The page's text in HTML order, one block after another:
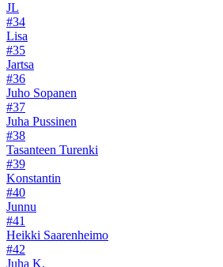
JL
#34
Lisa
#35
Jartsa
#36
Juho Sopanen
#37
Juha Pussinen
#38
Tasanteen Turenki
#39
Konstantin
#40
Junnu
#41
Heikki Saarenheimo
#42
Juha K.